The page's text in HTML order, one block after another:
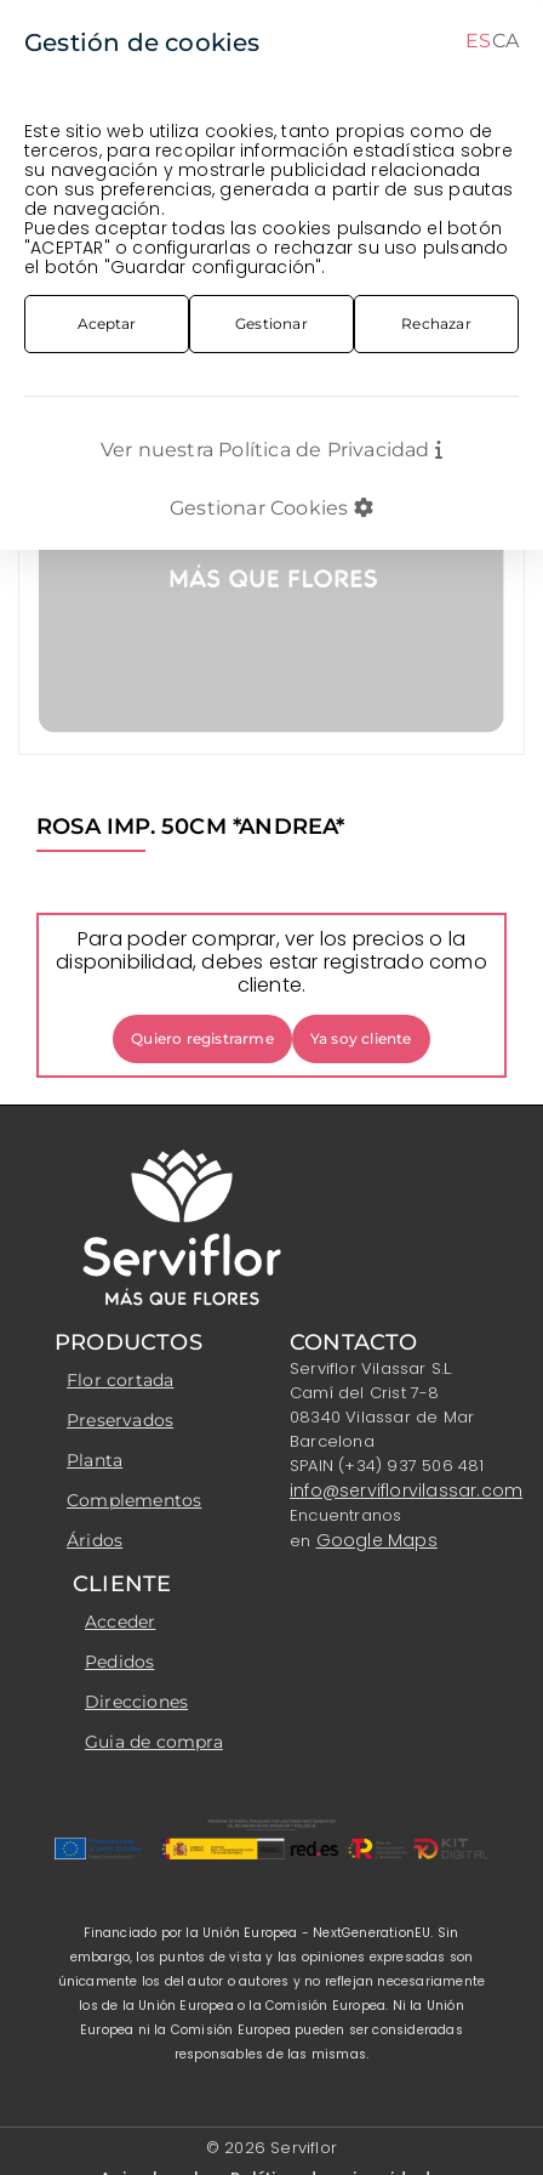
ESCA
Pedido en curso (Previsto para el dia) ·
Transportista
Ver Pedido
FLOR CORTADA ROSA SUR-AMÉRICA ROSA IMP. 50CM *ANDREA*
ROSA IMP. 50CM *ANDREA*
Para poder comprar, ver los precios o la
disponibilidad, debes estar registrado como
cliente.
Quiero registrarme Ya soy cliente
Gestión de cookies ESCA
Este sitio web utiliza cookies, tanto propias como de
terceros, para recopilar información estadística sobre
su navegación y mostrarle publicidad relacionada
con sus preferencias, generada a partir de sus pautas
de navegación.
Puedes aceptar todas las cookies pulsando el botón
"ACEPTAR" o configurarlas o rechazar su uso pulsando
el botón "Guardar configuración".
Aceptar Gestionar Rechazar
Ver nuestra Política de Privacidad
Gestionar Cookies
PRODUCTOS
Flor cortada
Preservados
Planta
Complementos
Áridos
CONTACTO
Serviflor Vilassar S.L.
Camí del Crist 7-8
08340 Vilassar de Mar
Barcelona
SPAIN (+34) 937 506 481
info@serviflorvilassar.com
Encuentranos
en Google Maps
CLIENTE
Acceder
Pedidos
Direcciones
Guia de compra
Financiado por la Unión Europea - NextGenerationEU. Sin
embargo, los puntos de vista y las opiniones expresadas son
únicamente los del autor o autores y no reflejan necesariamente
los de la Unión Europea o la Comisión Europea. Ni la Unión
Europea ni la Comisión Europea pueden ser consideradas
responsables de las mismas.
© 2026 Serviflor